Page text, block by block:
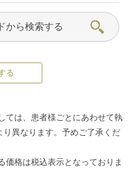
ては、患者様ごとにあわせて執
り異なります。予めご了承くだ
格は税込表示となっておりま